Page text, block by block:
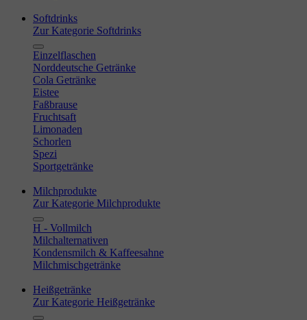
Softdrinks
Zur Kategorie Softdrinks
Einzelflaschen
Norddeutsche Getränke
Cola Getränke
Eistee
Faßbrause
Fruchtsaft
Limonaden
Schorlen
Spezi
Sportgetränke
Milchprodukte
Zur Kategorie Milchprodukte
H - Vollmilch
Milchalternativen
Kondensmilch & Kaffeesahne
Milchmischgetränke
Heißgetränke
Zur Kategorie Heißgetränke